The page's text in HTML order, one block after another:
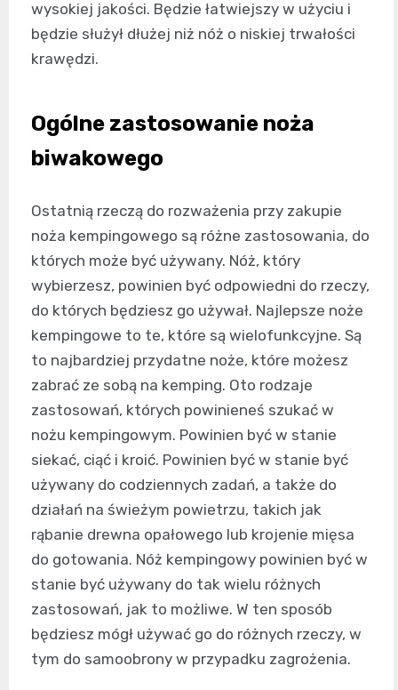
wysokiej jakości. Będzie łatwiejszy w użyciu i
będzie służył dłużej niż nóż o niskiej trwałości
krawędzi.
Ogólne zastosowanie noża
biwakowego
Ostatnią rzeczą do rozważenia przy zakupie
noża kempingowego są różne zastosowania, do
których może być używany. Nóż, który
wybierzesz, powinien być odpowiedni do rzeczy,
do których będziesz go używał. Najlepsze noże
kempingowe to te, które są wielofunkcyjne. Są
to najbardziej przydatne noże, które możesz
zabrać ze sobą na kemping. Oto rodzaje
zastosowań, których powinieneś szukać w
nożu kempingowym. Powinien być w stanie
siekać, ciąć i kroić. Powinien być w stanie być
używany do codziennych zadań, a także do
działań na świeżym powietrzu, takich jak
rąbanie drewna opałowego lub krojenie mięsa
do gotowania. Nóż kempingowy powinien być w
stanie być używany do tak wielu różnych
zastosowań, jak to możliwe. W ten sposób
będziesz mógł używać go do różnych rzeczy, w
tym do samoobrony w przypadku zagrożenia.